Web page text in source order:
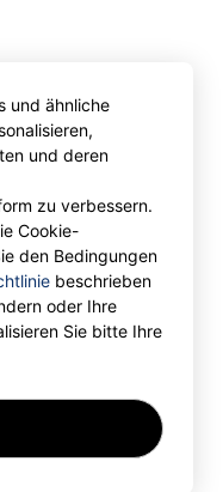
und ähnliche
und deren
zu verbessern.
Cookie-
den Bedingungen
beschrieben
oder Ihre
Sie bitte Ihre